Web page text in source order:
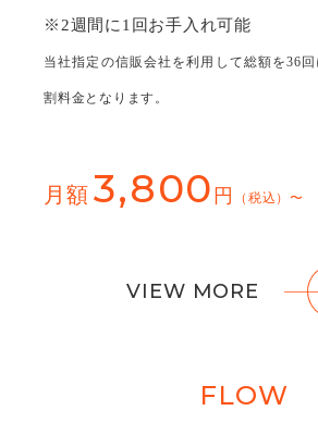
※2週間に1回お⼿⼊れ可能
当社指定の信販会社を利用して総額を36
割料金となります。
月額 3,800 円 （税込）〜
VIEW MORE
FLOW